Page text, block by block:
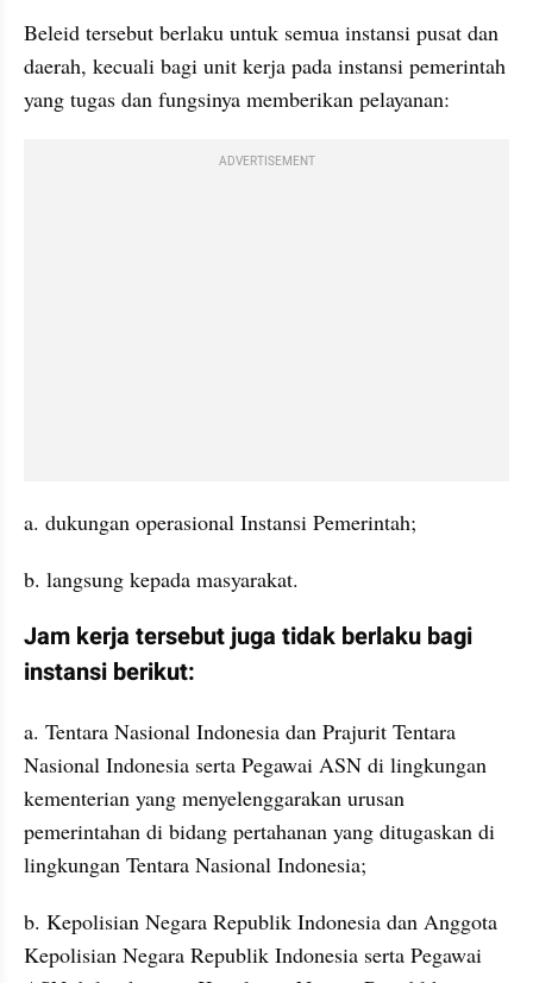
Beleid tersebut berlaku untuk semua instansi pusat dan
daerah, kecuali bagi unit kerja pada instansi pemerintah
yang tugas dan fungsinya memberikan pelayanan:
ADVERTISEMENT
a. dukungan operasional Instansi Pemerintah;
b. langsung kepada masyarakat.
Jam kerja tersebut juga tidak berlaku bagi
instansi berikut:
a. Tentara Nasional Indonesia dan Prajurit Tentara
Nasional Indonesia serta Pegawai ASN di lingkungan
kementerian yang menyelenggarakan urusan
pemerintahan di bidang pertahanan yang ditugaskan di
lingkungan Tentara Nasional Indonesia;
b. Kepolisian Negara Republik Indonesia dan Anggota
Kepolisian Negara Republik Indonesia serta Pegawai